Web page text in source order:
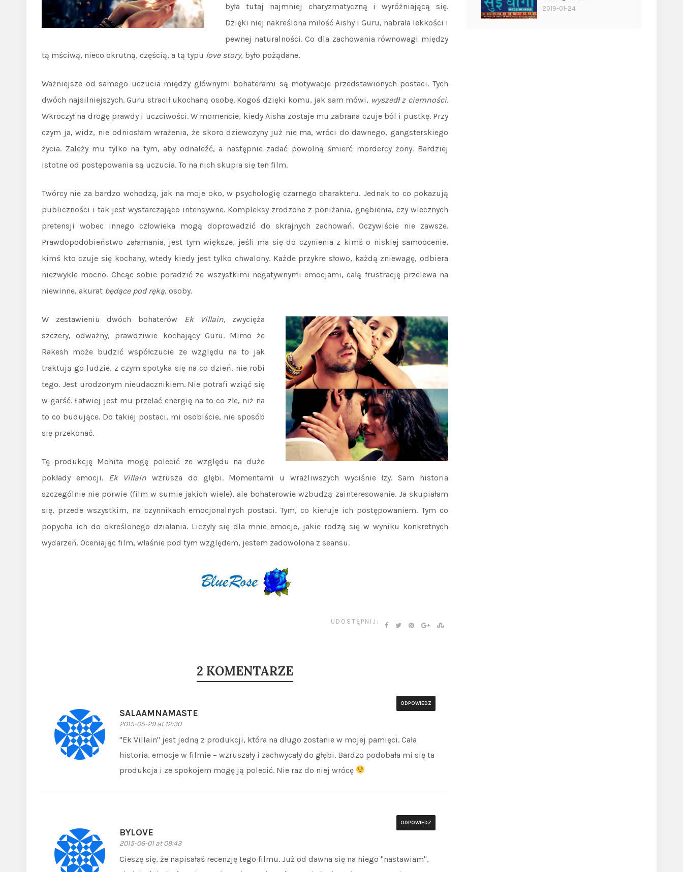
była tutaj najmniej charyzmatyczną i wyróżniającą się.
Dzięki niej nakreślona miłość Aishy i Guru, nabrała lekkości i
pewnej naturalności. Co dla zachowania równowagi między
tą mściwą, nieco okrutną, częścią, a tą typu love story, było pożądane.
Ważniejsze od samego uczucia między głównymi bohaterami są motywacje przedstawionych postaci. Tych
dwóch najsilniejszych. Guru stracił ukochaną osobę. Kogoś dzięki komu, jak sam mówi, wyszedł z ciemności.
Wkroczył na drogę prawdy i uczciwości. W momencie, kiedy Aisha zostaje mu zabrana czuje ból i pustkę. Przy
czym ja, widz, nie odniosłam wrażenia, że skoro dziewczyny już nie ma, wróci do dawnego, gangsterskiego
życia. Zależy mu tylko na tym, aby odnaleźć, a następnie zadać powolną śmierć mordercy żony. Bardziej
istotne od postępowania są uczucia. To na nich skupia się ten film.
Twórcy nie za bardzo wchodzą, jak na moje oko, w psychologię czarnego charakteru. Jednak to co pokazują
publiczności i tak jest wystarczająco intensywne. Kompleksy zrodzone z poniżania, gnębienia, czy wiecznych
pretensji wobec innego człowieka mogą doprowadzić do skrajnych zachowań. Oczywiście nie zawsze.
Prawdopodobieństwo załamania, jest tym większe, jeśli ma się do czynienia z kimś o niskiej samoocenie,
kimś kto czuje się kochany, wtedy kiedy jest tylko chwalony. Każde przykre słowo, każdą zniewagę, odbiera
niezwykle mocno. Chcąc sobie poradzić ze wszystkimi negatywnymi emocjami, całą frustrację przelewa na
niewinne, akurat będące pod ręką, osoby.
W zestawieniu dwóch bohaterów Ek Villain, zwycięża
szczery, odważny, prawdziwie kochający Guru. Mimo że
Rakesh może budzić współczucie ze względu na to jak
traktują go ludzie, z czym spotyka się na co dzień, nie robi
tego. Jest urodzonym nieudacznikiem. Nie potrafi wziąć się
w garść. Łatwiej jest mu przelać energię na to co złe, niż na
to co budujące. Do takiej postaci, mi osobiście, nie sposób
się przekonać.
Tę produkcję Mohita mogę polecić ze względu na duże
pokłady emocji. Ek Villain wzrusza do głębi. Momentami u wrażliwszych wyciśnie łzy. Sam historia
szczególnie nie porwie (film w sumie jakich wiele), ale bohaterowie wzbudzą zainteresowanie. Ja skupiałam
się, przede wszystkim, na czynnikach emocjonalnych postaci. Tym, co kieruje ich postępowaniem. Tym co
popycha ich do określonego działania. Liczyły się dla mnie emocje, jakie rodzą się w wyniku konkretnych
wydarzeń. Oceniając film, właśnie pod tym względem, jestem zadowolona z seansu.
UDOSTĘPNIJ:
2 KOMENTARZE
SALAAMNAMASTE
2015-05-29 at 12:30
ODPOWIEDZ
"Ek Villain" jest jedną z produkcji, która na długo zostanie w mojej pamięci. Cała
historia, emocje w filmie – wzruszały i zachwycały do głębi. Bardzo podobała mi się ta
produkcja i ze spokojem mogę ją polecić. Nie raz do niej wrócę
BYLOVE
2015-06-01 at 09:43
ODPOWIEDZ
Cieszę się, że napisałaś recenzję tego filmu. Już od dawna się na niego "nastawiam",
2019-01-24